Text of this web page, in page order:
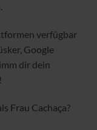
verfügbar
Google
dir dein
Frau Cachaça?